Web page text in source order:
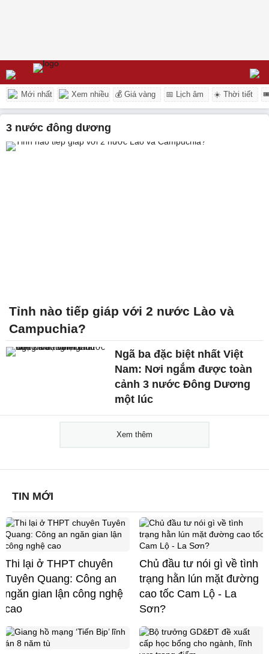
Mới nhất Xem nhiều 💰 Giá vàng 📅 Lịch âm ☀️ Thời tiết
3 nước đông dương
Tỉnh nào tiếp giáp với 2 nước Lào và
Campuchia?
Ngã ba đặc biệt nhất Việt
Nam: Nơi ngắm được toàn
cảnh 3 nước Đông Dương
một lúc
Xem thêm
TIN MỚI
Thi lại ở THPT chuyên
Tuyên Quang: Công an
ngăn gian lận công nghệ
cao
Chủ đầu tư nói gì về tình
trạng hằn lún mặt đường
cao tốc Cam Lộ - La
Sơn?